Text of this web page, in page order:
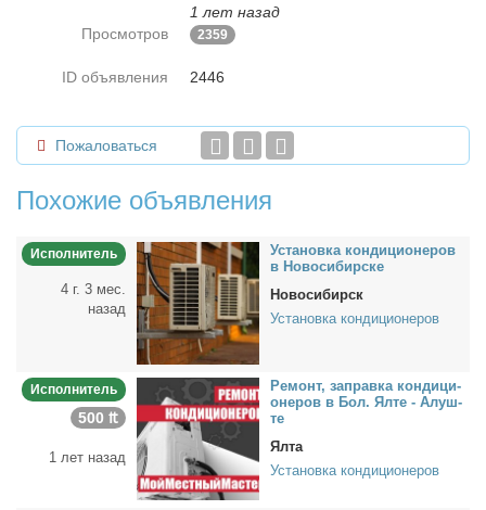
1 лет назад
Просмотров
2359
ID объявления 2446
Пожаловаться
Похожие объявления
Исполнитель
4 г. 3 мес.
назад
Уста­нов­ка кон­ди­ци­о­не­ров
в Но­во­си­бир­ске
Новосибирск
Установка кондиционеров
Исполнитель
500 ₶
1 лет назад
Ре­монт, за­прав­ка кон­ди­ци­
о­не­ров в Бол. Ял­те - Алуш­
те
Ялта
Установка кондиционеров